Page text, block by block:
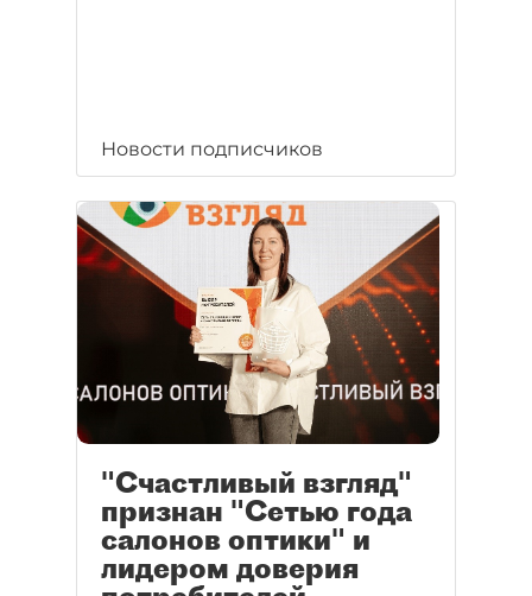
Новости подписчиков
"Счастливый взгляд"
признан "Сетью года
салонов оптики" и
лидером доверия